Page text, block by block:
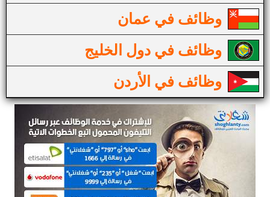
وظائف في عمان
وظائف في دول الخليج
وظائف في الأردن